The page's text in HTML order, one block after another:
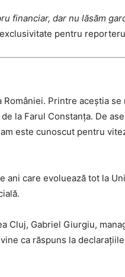
financiar, dar nu lăsăm
pentru
României. Printre aceștia
la Farul Constanța. De
este cunoscut pentru
ani care evoluează tot la
Gabriel Giurgiu,
ca răspuns la